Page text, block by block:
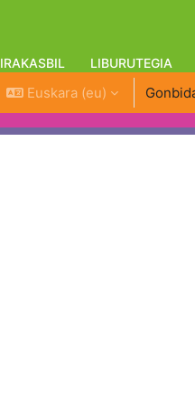
IRAKASBIL LIBURUTEGIA
Euskara ‎(eu)‎